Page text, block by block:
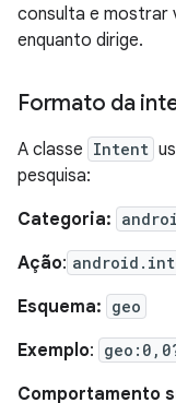
consulta e mostrar
enquanto dirige.
Formato da
A classe Intent
pesquisa:
Categoria:
Ação:
Esquema: geo
Exemplo:
Comportamento